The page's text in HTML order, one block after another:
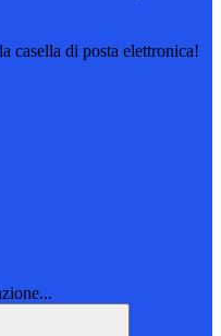
casella di posta elettronica!